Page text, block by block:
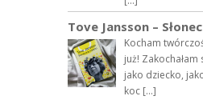
Tove Jansson –
Kocham
już! Zakochałam
jako dziecko,
koc […]